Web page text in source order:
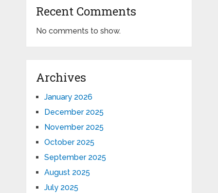
Recent Comments
No comments to show.
Archives
January 2026
December 2025
November 2025
October 2025
September 2025
August 2025
July 2025